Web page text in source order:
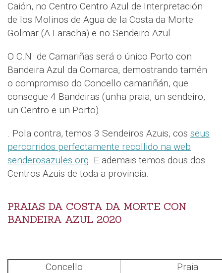
Caión, no Centro Centro Azul de Interpretación
de los Molinos de Agua de la Costa da Morte
Golmar (A Laracha) e no Sendeiro Azul.
O C.N. de Camariñas será o único Porto con
Bandeira Azul da Comarca, demostrando tamén
o compromiso do Concello camariñán, que
consegue 4 Bandeiras (unha praia, un sendeiro,
un Centro e un Porto)
. Pola contra, temos 3 Sendeiros Azuis, cos seus
percorridos perfectamente recollido na web
senderosazules.org. E ademais temos dous dos
Centros Azuis de toda a provincia.
PRAIAS DA COSTA DA MORTE CON
BANDEIRA AZUL 2020
Concello
Praia